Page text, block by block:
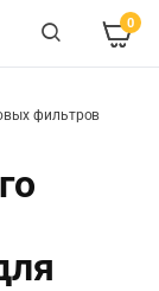
0
фильтров